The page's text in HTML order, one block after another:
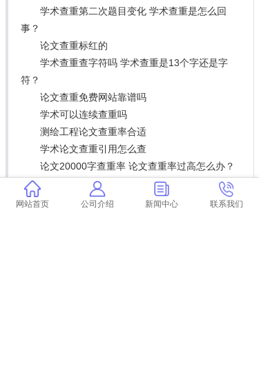
学术查重第二次题目变化 学术查重是怎么回
事？
论文查重标红的
学术查重查字符吗 学术查重是13个字还是字
符？
论文查重免费网站靠谱吗
学术可以连续查重吗
测绘工程论文查重率合适
学术论文查重引用怎么查
论文20000字查重率 论文查重率过高怎么办？
为什么学术不端在中国屡禁不止 为什么高校学
术不端行为会屡禁不止？
网站首页 公司介绍 新闻中心 联系我们